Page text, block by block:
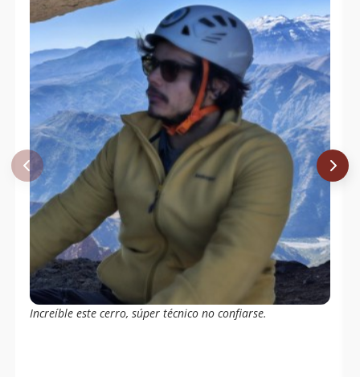
Increíble este cerro, súper técnico no confiarse.